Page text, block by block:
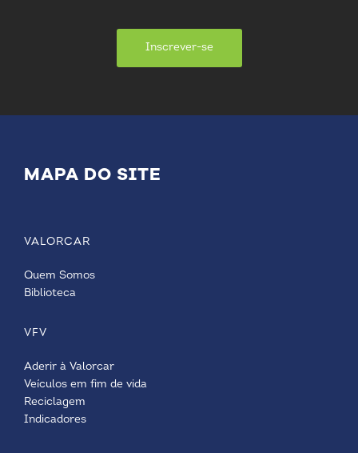
Inscrever-se
MAPA DO SITE
VALORCAR
Quem Somos
Biblioteca
VFV
Aderir à Valorcar
Veículos em fim de vida
Reciclagem
Indicadores